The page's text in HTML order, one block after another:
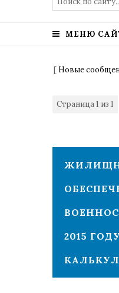
МЕНЮ
[ Новые
Страница1 из 1
2015 ГОДУ